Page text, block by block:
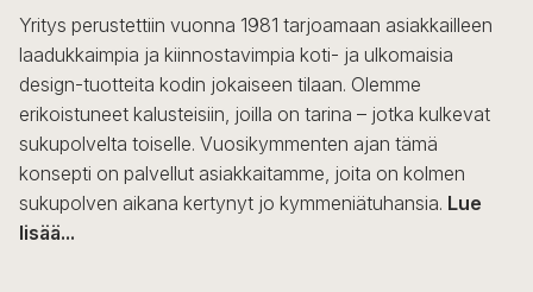
sivulla.
Yritys perustettiin vuonna 1981 tarjoamaan asiakkailleen
laadukkaimpia ja kiinnostavimpia koti- ja ulkomaisia
design-tuotteita kodin jokaiseen tilaan. Olemme
erikoistuneet kalusteisiin, joilla on tarina – jotka kulkevat
sukupolvelta toiselle. Vuosikymmenten ajan tämä
konsepti on palvellut asiakkaitamme, joita on kolmen
sukupolven aikana kertynyt jo kymmeniätuhansia. Lue
lisää...